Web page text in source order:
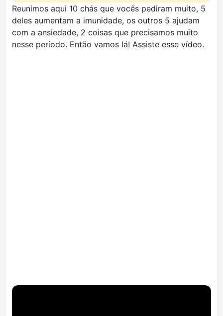
Reunimos aqui 10 chás que vocês pediram muito, 5
deles aumentam a imunidade, os outros 5 ajudam
com a ansiedade, 2 coisas que precisamos muito
nesse período. Então vamos lá! Assiste esse vídeo.